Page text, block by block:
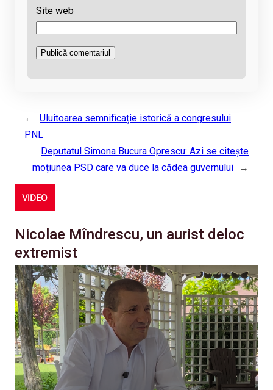
Site web
←
Uluitoarea semnificație istorică a congresului
PNL
Deputatul Simona Bucura Oprescu: Azi se citește
moțiunea PSD care va duce la cădea guvernului
→
VIDEO
Nicolae Mîndrescu, un aurist deloc
extremist